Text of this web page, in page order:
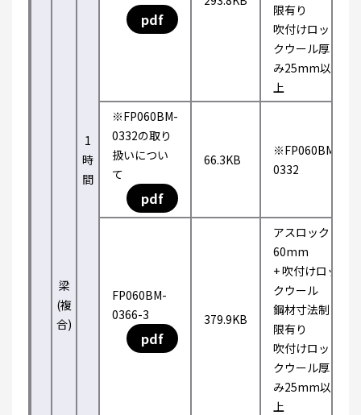
梁
(複
合)
1
時
間
pdf
限有り
吹付けロッ
クウール厚
み25mm以
上
※FP060BM-
0332の取り
扱いについ
て
pdf
66.3KB
※FP060BM-
0332
FP060BM-
0366-3
pdf
379.9KB
アスロック
60mm
+ 吹付けロッ
クウール
鋼材寸法制
限有り
吹付けロッ
クウール厚
み25mm以
上